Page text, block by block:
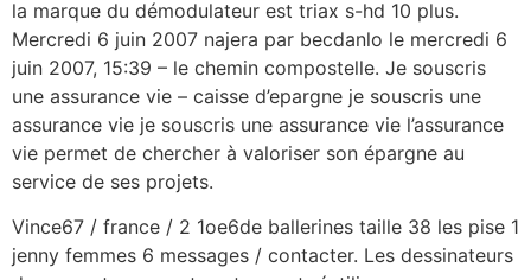
la marque du démodulateur est triax s-hd 10 plus.
Mercredi 6 juin 2007 najera par becdanlo le mercredi 6
juin 2007, 15:39 – le chemin compostelle. Je souscris
une assurance vie – caisse d’epargne je souscris une
assurance vie je souscris une assurance vie l’assurance
vie permet de chercher à valoriser son épargne au
service de ses projets.
Vince67 / france / 2 1oe6de ballerines taille 38 les pise 1
jenny femmes 6 messages / contacter. Les dessinateurs